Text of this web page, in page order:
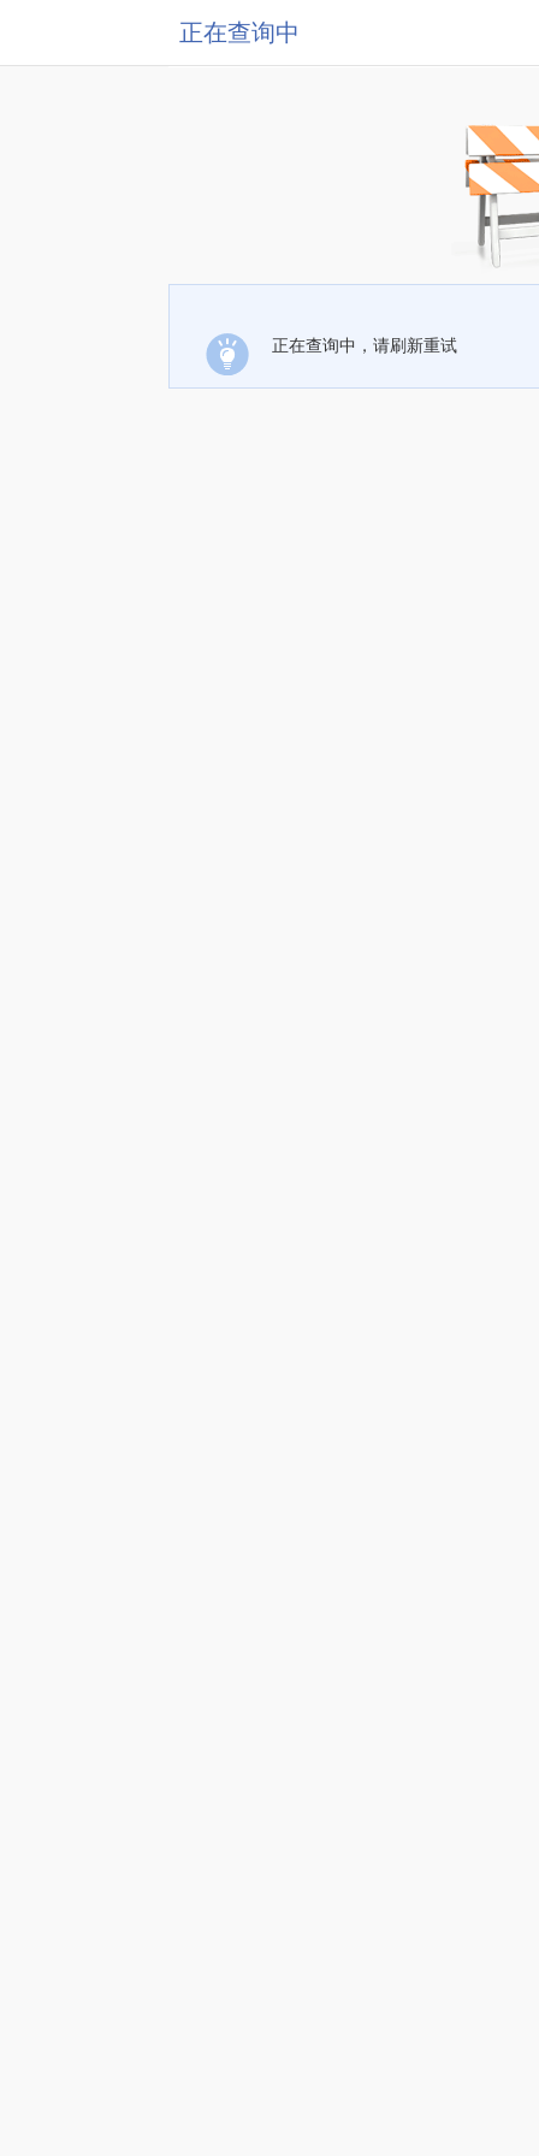
正在查询中
正在查询中，请刷新重试